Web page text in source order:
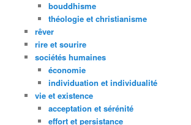
bouddhisme
théologie et christianisme
rêver
rire et sourire
sociétés humaines
économie
individuation et individualité
vie et existence
acceptation et sérénité
effort et persistance